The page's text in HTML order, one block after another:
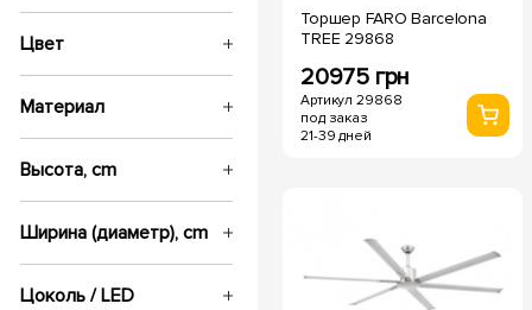
Цвет
Материал
Высота, cm
Ширина (диаметр), cm
Цоколь / LED
Торшер FARO Barcelona
TREE 29868
20975 грн
Артикул 29868
под заказ
21-39 дней